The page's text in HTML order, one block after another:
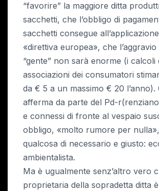
“favorire” la maggiore ditta
sacchetti, che l’obbligo di
sacchetti consegue
«direttiva europea», che
“gente” non sarà enorme (i calcoli
associazioni dei consumatori
da € 5 a un massimo € 20 l’anno).
afferma da parte del Pd-
e connessi di fronte al vespaio
obbligo, «molto rumore per
qualcosa di necessario e giusto:
ambientalista.
Ma è ugualmente senz’altro vero
proprietaria della sopradetta ditta è